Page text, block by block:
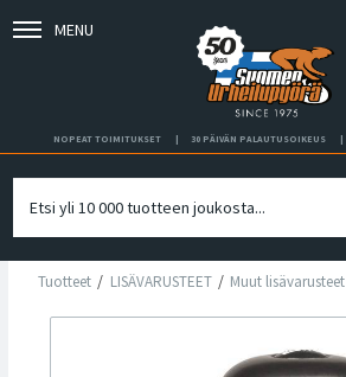
MENU
NOPEAT TOIMITUKSET 30 PÄIVÄN PALAUTUSOIKEUS
Tuotteet LISÄVARUSTEET Muut lisävarusteet